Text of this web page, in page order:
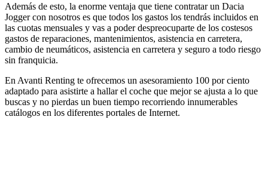
Además de esto, la enorme ventaja que tiene contratar un Dacia
Jogger con nosotros es que todos los gastos los tendrás incluidos en
las cuotas mensuales y vas a poder despreocuparte de los costesos
gastos de reparaciones, mantenimientos, asistencia en carretera,
cambio de neumáticos, asistencia en carretera y seguro a todo riesgo
sin franquicia.
En Avanti Renting te ofrecemos un asesoramiento 100 por ciento
adaptado para asistirte a hallar el coche que mejor se ajusta a lo que
buscas y no pierdas un buen tiempo recorriendo innumerables
catálogos en los diferentes portales de Internet.